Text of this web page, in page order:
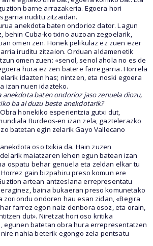
barne arrazakeria. Egoera hori
iruditu zitzaidan.
anekdota baten ondorioz dator. Lagun
behin Cuba-ko txino auzoan zegoelarik,
omen zen. Honek pelikulaz ez zuen ezer
iruditu zitzaion. Orduan aldamenetik
omen zuen: «senol, senol ahola no es de
hura ez zen batere farregarria. Horrela
idazten has; nintzen, eta noski egoera
izan nuen idazteko.
baten ondorioz jaso zenuela diozu,
ba al duzu beste anekdotarik?
honekiko esperientzia gutxi dut,
Burdeos-en izan zela, gaztelerazko
batetan egin zelarik Gayo Vallecano
oso txikia da. Hain zuzen
maiatzaren lehen egun batean izan
ospatu behar genuela eta zeldan elkar tu
gain bizpahiru preso komun ere
artean antzeslana errepresentatu
baina bukaeran preso komunetako
zoriondu ondoren hau esan zidan, «Begira
farrez egon naiz denbora osoz, eta orain,
dut». Niretzat hori oso kritika
egunen batetan obra hura errepresentatzen
nahia beterik egongo zela pentsatu